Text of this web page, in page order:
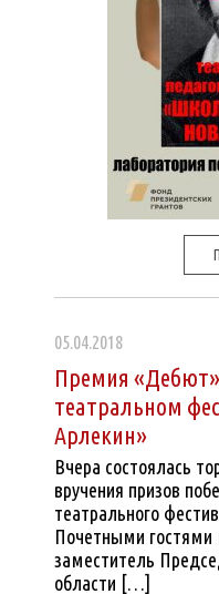
05.04.2018
Премия
театральном
Арлекин»
Вчера состоялась
вручения призов
театрального
Почетными гостями
заместитель
области […]